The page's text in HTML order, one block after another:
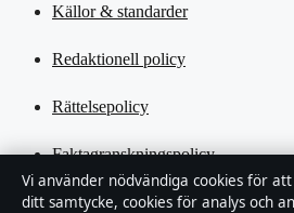
Källor & standarder
Redaktionell policy
Rättelsepolicy
Faktagranskningspolicy
Ägande & finansiering
Vi använder nödvändiga cookies för
ditt samtycke, cookies för analys och